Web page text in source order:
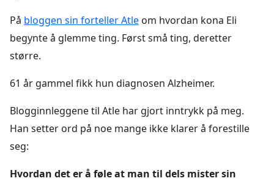
På bloggen sin forteller Atle om hvordan kona Eli
begynte å glemme ting. Først små ting, deretter
større.
61 år gammel fikk hun diagnosen Alzheimer.
Blogginnleggene til Atle har gjort inntrykk på meg.
Han setter ord på noe mange ikke klarer å forestille
seg:
Hvordan det er å føle at man til dels mister sin